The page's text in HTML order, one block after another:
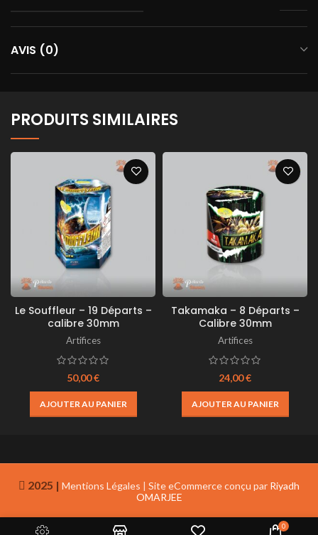
AVIS (0)
PRODUITS SIMILAIRES
Le Souffleur – 19 Départs –
calibre 30mm
Artifices
50,00€
AJOUTER AU PANIER
Takamaka – 8 Départs –
Calibre 30mm
Artifices
24,00€
AJOUTER AU PANIER
2025 | Mentions Légales | Site eCommerce conçu par Riyadh
OMARJEE
0